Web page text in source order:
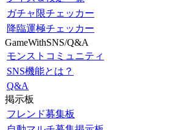
ガチャ限チェッカー
降臨運極チェッカー
GameWithSNS/Q&A
モンストコミュニティ
SNS機能とは？
Q&A
掲示板
フレンド募集板